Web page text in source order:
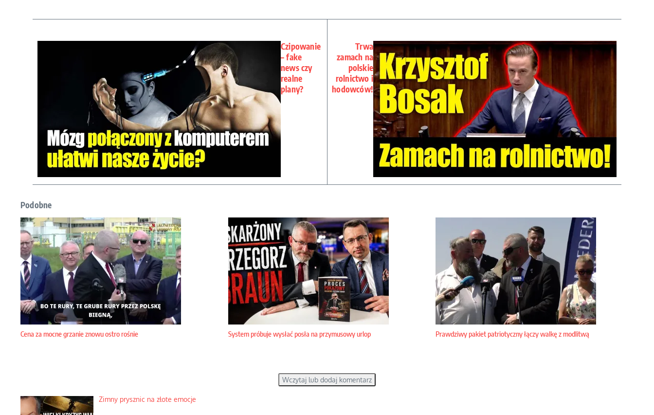
Czipowanie
– fake
news czy
realne
plany?
Trwa
zamach na
polskie
rolnictwo i
hodowców!
Podobne
Cena za mocne grzanie znowu ostro rośnie System próbuje wysłać posła na przymusowy urlop Prawdziwy pakiet patriotyczny łączy walkę z modlitwą
Wczytaj lub dodaj komentarz
Zimny prysznic na złote emocje